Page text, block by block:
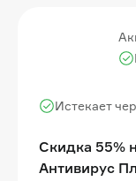
Скидка 55%
Антивирус
Истекает